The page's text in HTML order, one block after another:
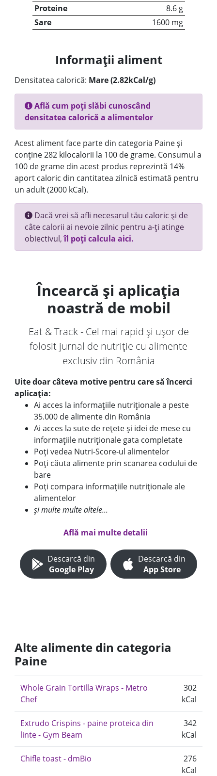
Proteine
8.6 g
Sare
1600 mg
Informații aliment
Densitatea calorică: Mare (2.82kCal/g)
Află cum poți slăbi cunoscând
densitatea calorică a alimentelor
Acest aliment face parte din categoria Paine și
conține 282 kilocalorii la 100 de grame. Consumul a
100 de grame din acest produs reprezintă 14%
aport caloric din cantitatea zilnică estimată pentru
un adult (2000 kCal).
Dacă vrei să afli necesarul tău caloric și de
câte calorii ai nevoie zilnic pentru a-ți atinge
obiectivul,îl poți calcula aici.
Încearcă și aplicația
noastră de mobil
Eat & Track - Cel mai rapid și ușor de
folosit jurnal de nutriție cu alimente
exclusiv din România
Uite doar câteva motive pentru care să încerci
aplicația:
Ai acces la informațiile nutriționale a peste
35.000 de alimente din România
Ai acces la sute de rețete și idei de mese cu
informațiile nutriționale gata completate
Poți vedea Nutri-Score-ul alimentelor
Poți căuta alimente prin scanarea codului de
bare
Poți compara informațiile nutriționale ale
alimentelor
și multe multe altele...
Află mai multe detalii
Descarcă din
Google Play
Descarcă din
App Store
Alte alimente din categoria
Paine
Whole Grain Tortilla Wraps - Metro
Chef
302
kCal
Extrudo Crispins - paine proteica din
linte - Gym Beam
342
kCal
Chifle toast - dmBio
276
kCal